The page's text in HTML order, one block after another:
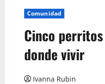
Comunidad
Cinco
donde vivir
Ivanna Rubin